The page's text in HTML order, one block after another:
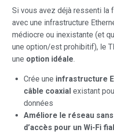
Si vous avez déjà ressenti la
avec une infrastructure
médiocre ou inexistante (et
une option/est prohibitif), le
une option idéale.
Crée une infrastructure
câble coaxial existant
données
Améliore le réseau sans
d’accès pour un Wi-Fi